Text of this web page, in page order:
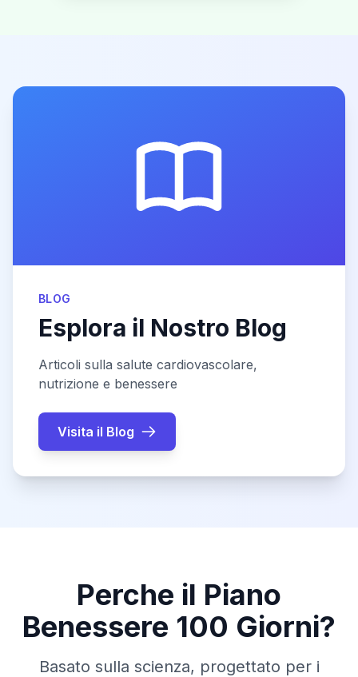
BLOG
Esplora il Nostro Blog
Articoli sulla salute cardiovascolare,
nutrizione e benessere
Visita il Blog
Perche il Piano
Benessere 100 Giorni?
Basato sulla scienza, progettato per i